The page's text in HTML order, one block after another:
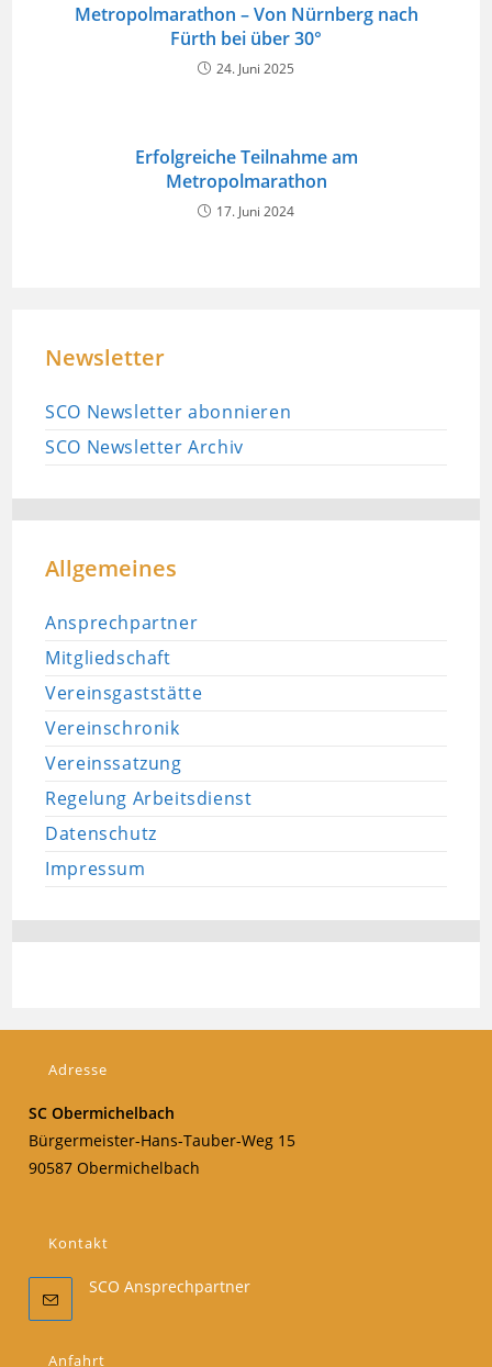
Metropolmarathon – Von Nürnberg nach
Fürth bei über 30°
24. Juni 2025
Erfolgreiche Teilnahme am
Metropolmarathon
17. Juni 2024
Newsletter
SCO Newsletter abonnieren
SCO Newsletter Archiv
Allgemeines
Ansprechpartner
Mitgliedschaft
Vereinsgaststätte
Vereinschronik
Vereinssatzung
Regelung Arbeitsdienst
Datenschutz
Impressum
Adresse
SC Obermichelbach
Bürgermeister-Hans-Tauber-Weg 15
90587 Obermichelbach
Kontakt
SCO Ansprechpartner
Anfahrt